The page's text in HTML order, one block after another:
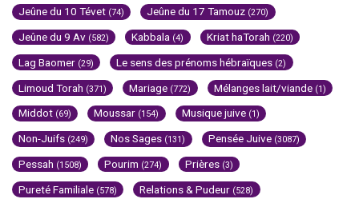
Jeûne du 10 Tévet (74) Jeûne du 17 Tamouz (270)
Jeûne du 9 Av (582) Kabbala (4) Kriat haTorah (220)
Lag Baomer (29) Le sens des prénoms hébraïques (2)
Limoud Torah (371) Mariage (772) Mélanges lait/viande (1)
Middot (69) Moussar (154) Musique juive (1)
Non-Juifs (249) Nos Sages (131) Pensée Juive (3087)
Pessah (1508) Pourim (274) Prières (3)
Pureté Familiale (578) Relations & Pudeur (528)